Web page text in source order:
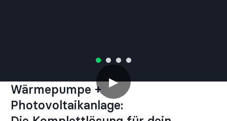
Wärmepumpe +
Photovoltaikanlage:
▶